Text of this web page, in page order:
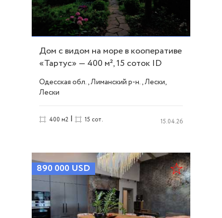
Дом с видом на море в кооперативе
«Тартус» — 400 м², 15 соток ID
53837
Одесская обл., Лиманский р-н., Лески,
Лески
400 м2 | 15 сот. 15.04.26
890 000 USD